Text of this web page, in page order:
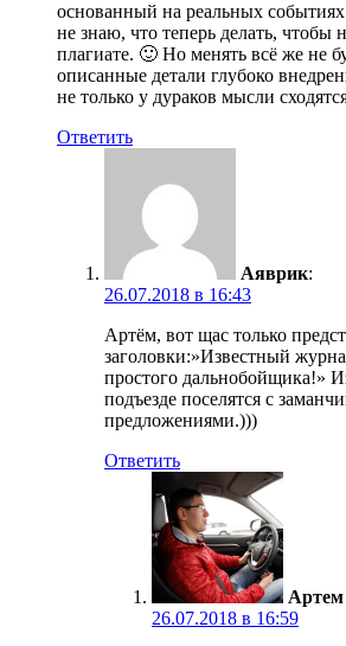
основанный на реальных
не знаю, что теперь делать, чтобы
плагиате. 🙂 Но менять всё же не
описанные детали глубоко
не только у дураков мысли
Ответить
Аяврик:
26.07.2018 в 16:43
Артём, вот щас только
заголовки:»Известный
простого дальнобойщика!»
подъезде поселятся с
предложениями.)))
Ответить
26.07.2018 в 16:59